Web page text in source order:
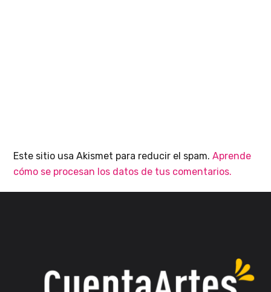
Este sitio usa Akismet para reducir el spam.Aprende
cómo se procesan los datos de tus comentarios.